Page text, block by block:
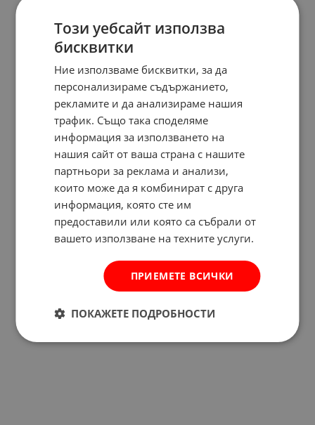
Този уебсайт използва
бисквитки
Ние използваме бисквитки, за да
персонализираме съдържанието,
рекламите и да анализираме нашия
трафик. Също така споделяме
информация за използването на
нашия сайт от ваша страна с нашите
партньори за реклама и анализи,
които може да я комбинират с друга
информация, която сте им
предоставили или която са събрали от
вашето използване на техните услуги.
ПРИЕМЕТЕ ВСИЧКИ
ПОКАЖЕТЕ ПОДРОБНОСТИ